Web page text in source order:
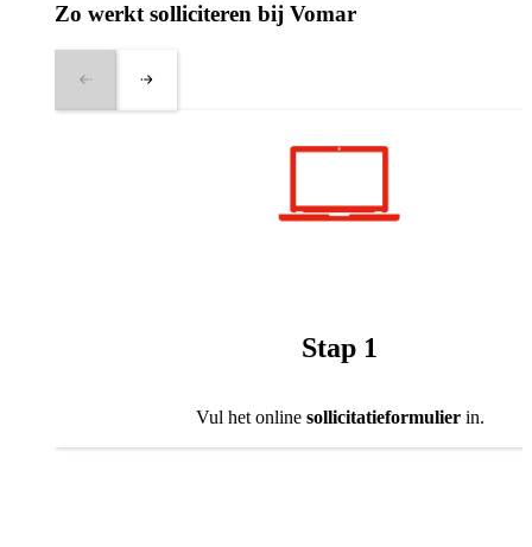
Zo werkt solliciteren bij Vomar
Stap 1
Vul het online sollicitatieformulierin.